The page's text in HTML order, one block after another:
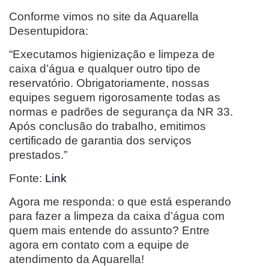
Conforme vimos no site da Aquarella
Desentupidora:
“Executamos higienização e limpeza de
caixa d’água e qualquer outro tipo de
reservatório. Obrigatoriamente, nossas
equipes seguem rigorosamente todas as
normas e padrões de segurança da NR 33.
Após conclusão do trabalho, emitimos
certificado de garantia dos serviços
prestados.”
Fonte: Link
Agora me responda: o que está esperando
para fazer a limpeza da caixa d’água com
quem mais entende do assunto? Entre
agora em contato com a equipe de
atendimento da Aquarella!